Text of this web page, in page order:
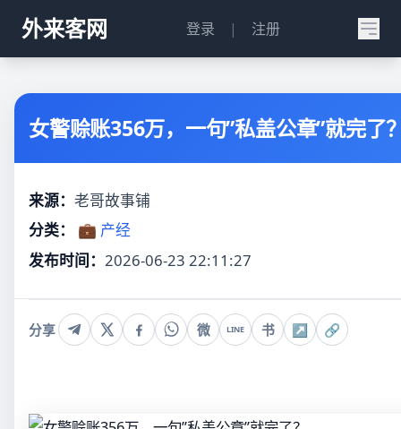
外来客网 登录 | 注册
女警赊账356万，一句”私盖公章”就完了
来源： 老哥故事铺
分类：
💼 产经
发布时间： 2026-06-23 22:11:27
分享 微 LINE 书 ↗ 🔗